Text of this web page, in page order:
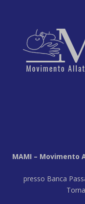
MAMI – Movimento
presso Banca